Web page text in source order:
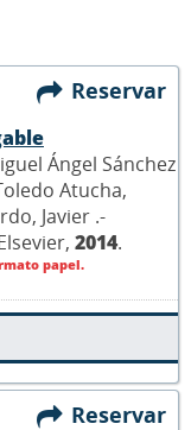
Reservar
Ángel Sánchez
Atucha,
Javier .-
2014.
papel.
Reservar